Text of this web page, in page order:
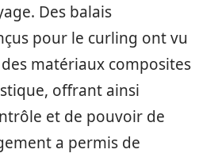
Des balais
pour le curling ont vu
matériaux composites
offrant ainsi
et de pouvoir de
a permis de